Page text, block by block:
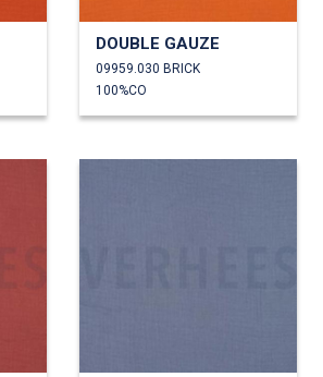
DOUBLE GAUZE
09959.030 BRICK
100%CO